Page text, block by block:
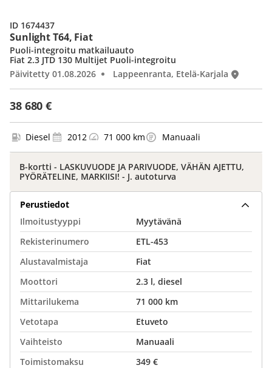
Sunlight T64, Fiat
38 680 €
Puoli-integroitu matkailuauto
Fiat 2.3 JTD 130 Multijet Puoli-integroitu
Päivitetty 01.08.2026
Lappeenranta, Etelä-Karjala
ID 1674437
Diesel 2012 71 000 km Manuaali
B-kortti - LASKUVUODE JA PARIVUODE, VÄHÄN AJETTU,
PYÖRÄTELINE, MARKIISI! - J. autoturva
Perustiedot
Ilmoitustyyppi
Myytävänä
Rekisterinumero
ETL-453
Alustavalmistaja
Fiat
Moottori
2.3 l, diesel
Mittarilukema
71 000 km
Vetotapa
Etuveto
Vaihteisto
Manuaali
Toimistomaksu
349 €